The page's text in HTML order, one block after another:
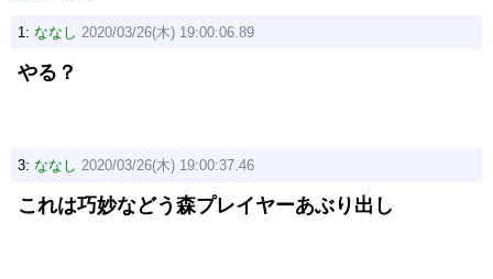
1: ななし 2020/03/26(木) 19:00:06.89
やる？
3: ななし 2020/03/26(木) 19:00:37.46
これは巧妙などう森プレイヤーあぶり出し